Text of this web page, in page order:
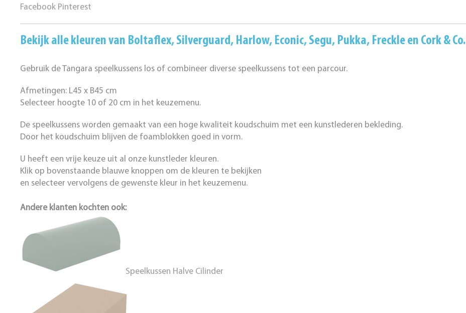
Facebook Pinterest
Bekijk alle kleuren van Boltaflex,Silverguard, Harlow, Econic,Segu, Pukka, Freckleen Cork & Co.
Gebruik de Tangara speelkussens los of combineer diverse speelkussens tot een parcour.
Afmetingen: L45 x B45 cm
Selecteer hoogte 10 of 20 cm in het keuzemenu.
De speelkussens worden gemaakt van een hoge kwaliteit koudschuim met een kunstlederen bekleding.
Door het koudschuim blijven de foamblokken goed in vorm.
U heeft een vrije keuze uit al onze kunstleder kleuren.
Klik op bovenstaande blauwe knoppen om de kleuren te bekijken
en selecteer vervolgens de gewenste kleur in het keuzemenu.
Andere klanten kochten ook:
Speelkussen Halve Cilinder